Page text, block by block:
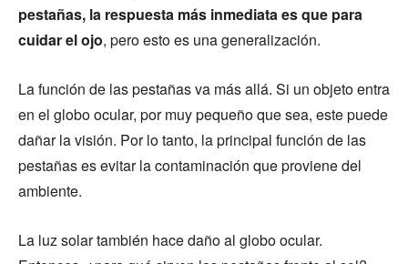
pestañas, la respuesta más inmediata es que para
cuidar el ojo, pero esto es una generalización.
La función de las pestañas va más allá. Si un objeto entra
en el globo ocular, por muy pequeño que sea, este puede
dañar la visión. Por lo tanto, la principal función de las
pestañas es evitar la contaminación que proviene del
ambiente.
La luz solar también hace daño al globo ocular.